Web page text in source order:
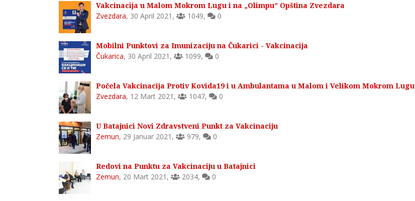
Vakcinacija u Malom Mokrom Lugu i na „Olimpu” Opština Zvezdara
Zvezdara, 30 April 2021 , 1049, 0
Mobilni Punktovi za Imunizaciju na Čukarici - Vakcinacija
Čukarica, 30 April 2021 , 1099, 0
Počela Vakcinacija Protiv Kovida19 i u Ambulantama u Malom i Velikom Mokrom Lugu
Zvezdara, 12 Mart 2021 , 1047, 0
U Batajnici Novi Zdravstveni Punkt za Vakcinaciju
Zemun, 29 Januar 2021 , 979, 0
Redovi na Punktu za Vakcinaciju u Batajnici
Zemun, 20 Mart 2021 , 2034, 0